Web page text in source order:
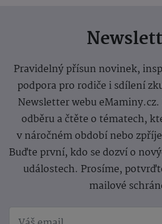
Pravidelný přísun novinek,
podpora pro rodiče i sdílení
Newsletter webu
odběru a čtěte o tématech,
v náročném období nebo
Buďte první, kdo se dozví o
událostech. Prosíme,
mailové